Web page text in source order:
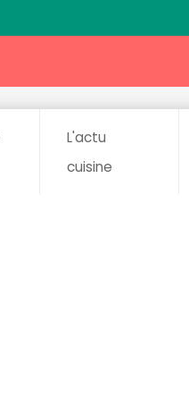
L'actu
cuisine